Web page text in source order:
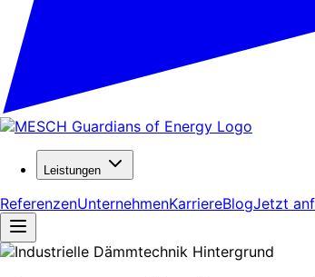
Leistungen
ReferenzenUnternehmenKarriereBlogJetzt